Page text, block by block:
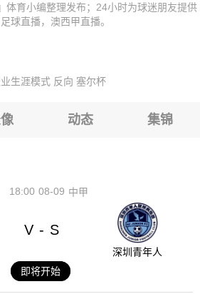
西甲】 弗罗瑞特VS格韦卢普
西甲】 弗罗瑞特VS格韦卢普
西甲】 弗罗瑞特VS格韦卢普
育小编整理发布；24小时为球迷朋友提供
球直播，澳西甲直播。
生涯模式 反向 塞尔杯
动态 集锦
08-09
18:00 中甲
V - S
深圳青年人
即将开始